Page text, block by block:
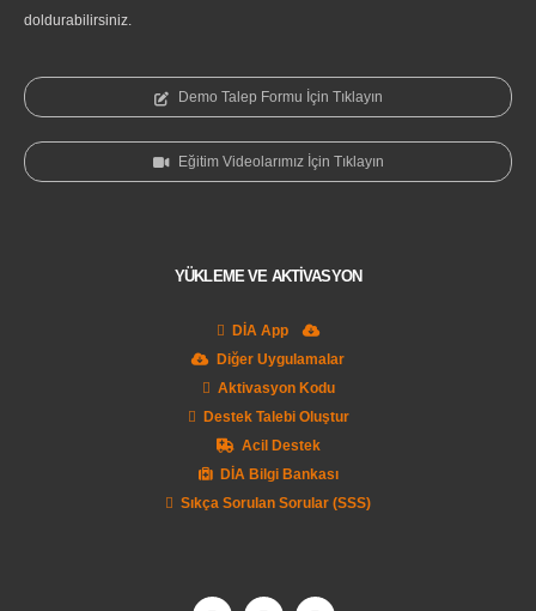
doldurabilirsiniz.
Demo Talep Formu İçin Tıklayın
Eğitim Videolarımız İçin Tıklayın
YÜKLEME VE AKTİVASYON
DİA App
Diğer Uygulamalar
Aktivasyon Kodu
Destek Talebi Oluştur
Acil Destek
DİA Bilgi Bankası
Sıkça Sorulan Sorular (SSS)